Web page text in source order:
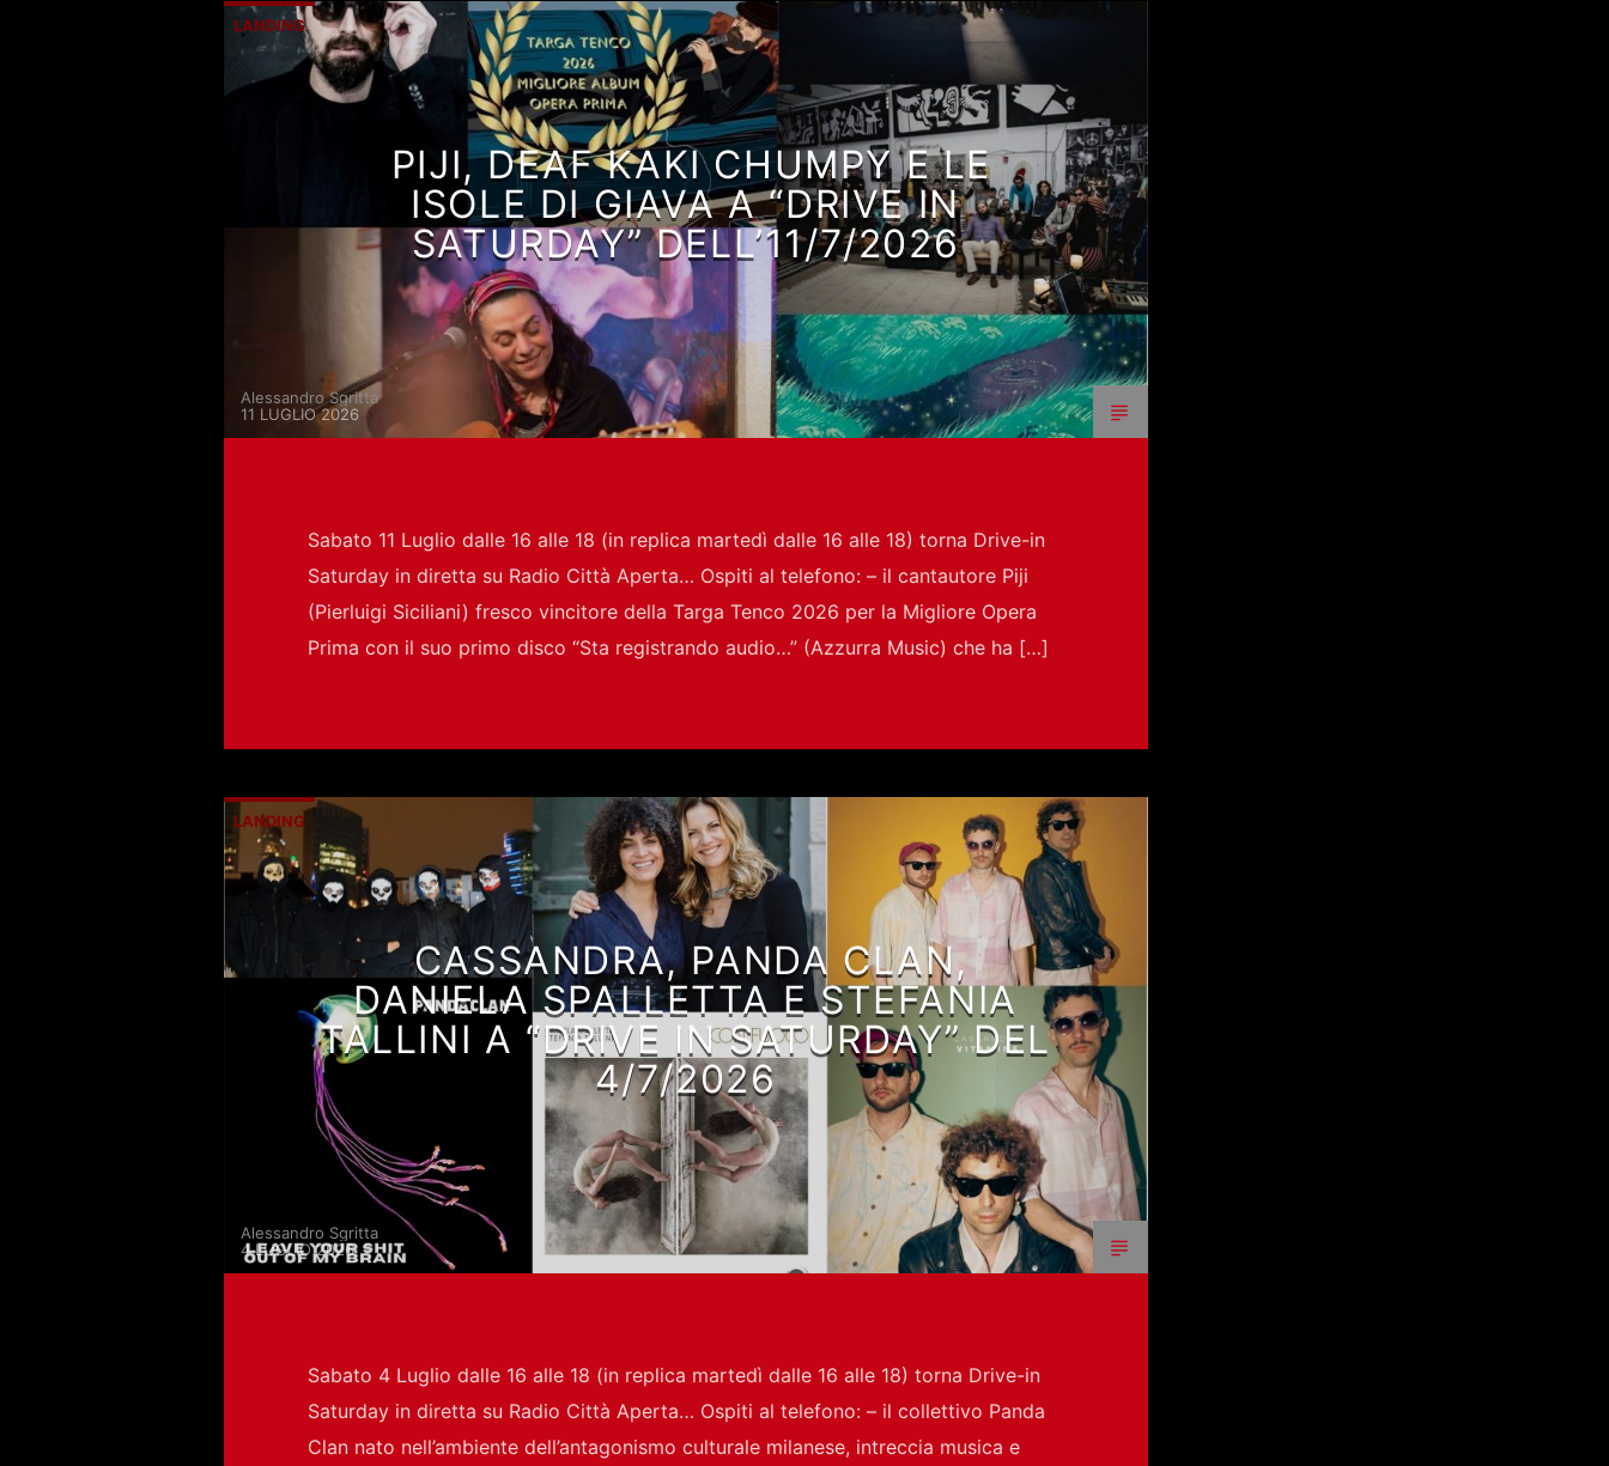
LANDING
PIJI, DEAF KAKI CHUMPY E LE
ISOLE DI GIAVA A “DRIVE IN
SATURDAY” DELL’11/7/2026
Alessandro Sgritta
11 LUGLIO 2026
Sabato 11 Luglio dalle 16 alle 18 (in replica martedì dalle 16 alle 18) torna Drive-in
Saturday in diretta su Radio Città Aperta… Ospiti al telefono: – il cantautore Piji
(Pierluigi Siciliani) fresco vincitore della Targa Tenco 2026 per la Migliore Opera
Prima con il suo primo disco “Sta registrando audio…” (Azzurra Music) che ha […]
LANDING
CASSANDRA, PANDA CLAN,
DANIELA SPALLETTA E STEFANIA
TALLINI A “DRIVE IN SATURDAY” DEL
4/7/2026
Alessandro Sgritta
4 LUGLIO 2026
Sabato 4 Luglio dalle 16 alle 18 (in replica martedì dalle 16 alle 18) torna Drive-in
Saturday in diretta su Radio Città Aperta… Ospiti al telefono: – il collettivo Panda
Clan nato nell’ambiente dell’antagonismo culturale milanese, intreccia musica e